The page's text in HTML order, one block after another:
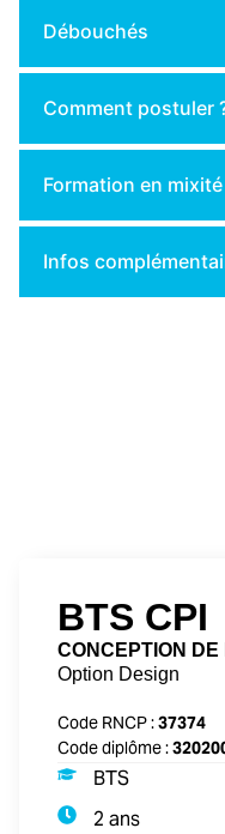
Débouchés
Comment postuler
Formation en
Infos
BTS CPI
CONCEPTION
Option Design
Code RNCP :37374
Code diplôme :
BTS
2 ans